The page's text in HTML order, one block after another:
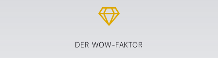
DER WOW-FAKTOR